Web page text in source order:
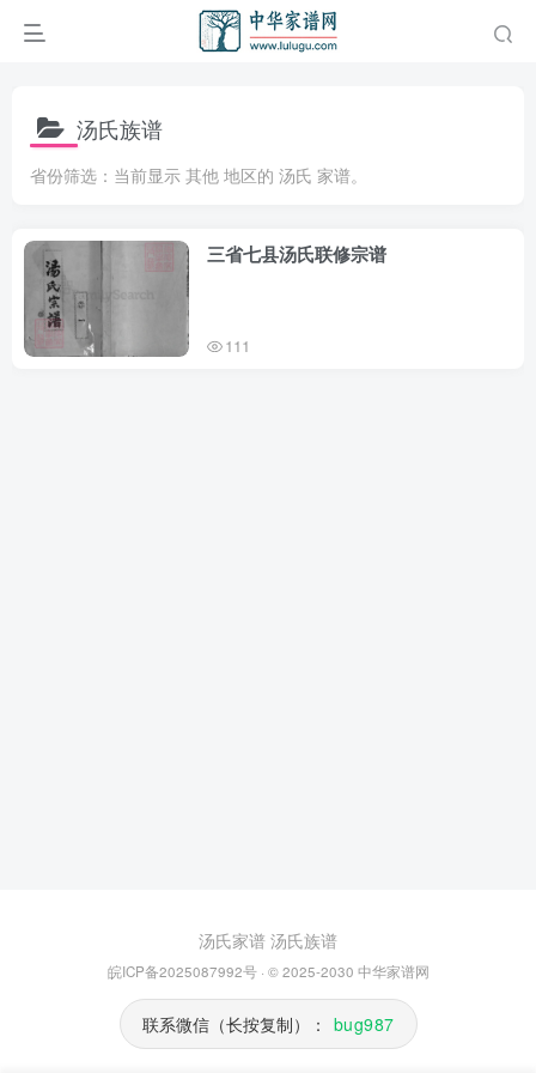
汤氏族谱
省份筛选：当前显示 其他 地区的 汤氏 家谱。
三省七县汤氏联修宗谱
111
汤氏家谱 汤氏族谱
皖ICP备2025087992号· © 2025-2030 中华家谱网
联系微信（长按复制）： bug987